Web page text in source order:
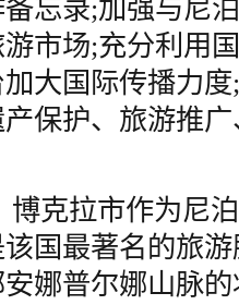
忘录;加强与尼
市场;充分利用
大国际传播力
保护、旅游推
博克拉市作为尼
国最著名的旅
娜普尔娜山脉